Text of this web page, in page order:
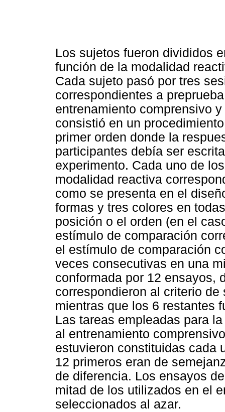
Los sujetos fueron divididos
función de la modalidad
Cada sujeto pasó por tres
correspondientes a
entrenamiento comprensivo
consistió en un
primer orden donde la
participantes debía ser
experimento. Cada uno de
modalidad reactiva
como se presenta en el
formas y tres colores en
posición o el orden (en el
estímulo de comparación
el estímulo de comparación
veces consecutivas en una
conformada por 12 ensayos,
correspondieron al criterio
mientras que los 6 restantes
Las tareas empleadas para
al entrenamiento
estuvieron constituidas cada
12 primeros eran de
de diferencia. Los ensayos
mitad de los utilizados en el
seleccionados al azar.